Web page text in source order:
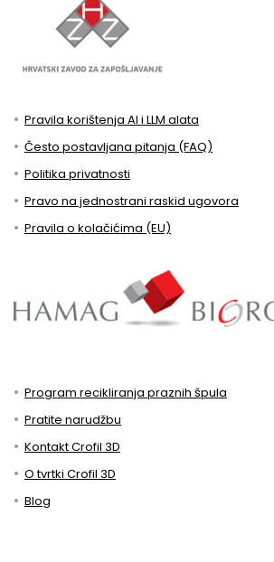
Pravila korištenja AI i LLM alata
Često postavljana pitanja (FAQ)
Politika privatnosti
Pravo na jednostrani raskid ugovora
Pravila o kolačićima (EU)
Program recikliranja praznih špula
Pratite narudžbu
Kontakt Crofil 3D
O tvrtki Crofil 3D
Blog